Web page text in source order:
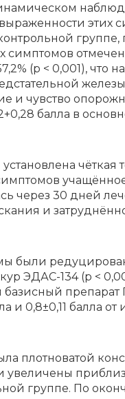
этих
(p < 0,001), что
и чувство
балла в
че­рез 30 дней
и
134 (p <
0,8±0,11 балла
плот­но­ва­той
груп­пе. По